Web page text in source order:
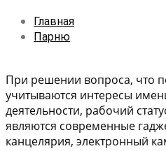
Главная
Парню
При решении вопроса, что
учитываются интересы
деятельности, рабочий
являются современные
канцелярия, электронный